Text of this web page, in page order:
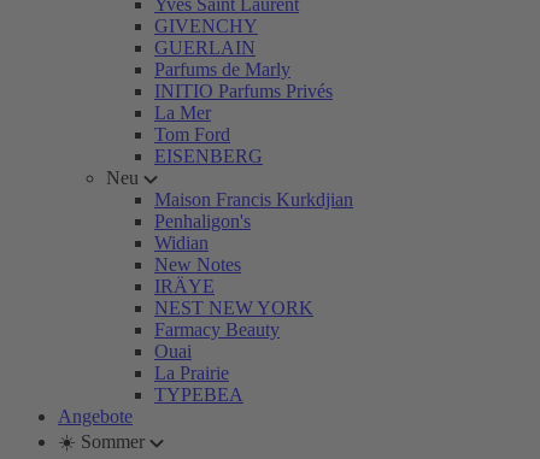
Yves Saint Laurent
GIVENCHY
GUERLAIN
Parfums de Marly
INITIO Parfums Privés
La Mer
Tom Ford
EISENBERG
Neu
Maison Francis Kurkdjian
Penhaligon's
Widian
New Notes
IRÄYE
NEST NEW YORK
Farmacy Beauty
Ouai
La Prairie
TYPEBEA
Angebote
☀️ Sommer